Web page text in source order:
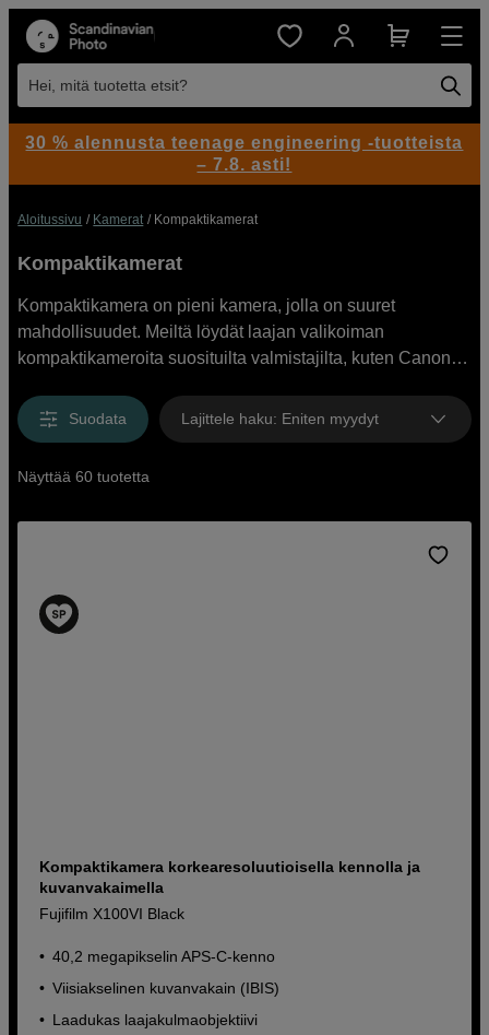
Hei, mitä tuotetta etsit?
Aloitussivu Kamerat Kompaktikamerat
Kompaktikamerat
Kompaktikamera on pieni kamera, jolla on suuret
mahdollisuudet. Meiltä löydät laajan valikoiman
kompaktikameroita suosituilta valmistajilta, kuten Canon,
täydellisesti useimpiin nykypäivän vaatimuksiin ja niistä
löytyy vloggaajille tärkeät ominaisuudet, kuten wlan,
automaattitarkennus. Pienikokoisen kameran voi ottaa
ostos suoraan verkossa kilpailukykyisellä hinnalla ja
nopealla toimituksella.
Suodata Lajittele haku: Eniten myydyt
Näyttää 60 tuotetta
Kompaktikamera korkearesoluutioisella kennolla ja
kuvanvakaimella
Fujifilm X100VI Black
40,2 megapikselin APS-C-kenno
Viisiakselinen kuvanvakain (IBIS)
Laadukas laajakulmaobjektiivi
30 % alennusta teenage engineering -tuotteista
– 7.8. asti!